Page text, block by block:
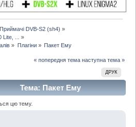
Приймачі DVB-S2 (sh4) »
...
»
» Плагіни» Пакет Ему
« попередня тема наступна тема »
ДРУК
Тема: Пакет Ему
цю тему.